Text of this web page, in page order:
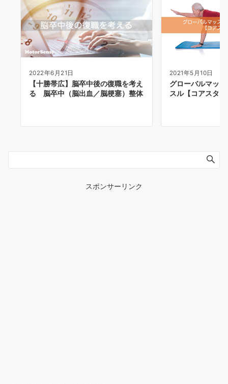
2022年6月21日
【十勝帯広】脳卒中後の復職を考え
る 脳卒中（脳出血／脳梗塞）整体
2021年5月10日
グローバルマッ
スル【コアスタ
スポンサーリンク